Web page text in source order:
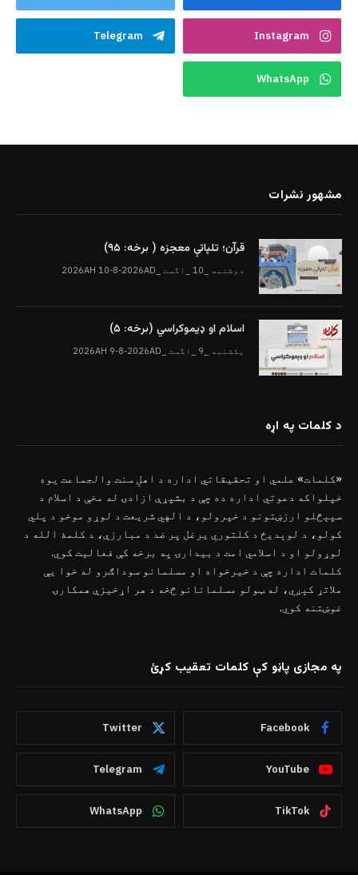
Instagram
Telegram
WhatsApp
مشهور نشرات
قرآن؛ تلپاتې معجزه ( برخه: ۹۵)
دوشنبه _10 _اگست _2026AH 10-8-2026AD
اسلام او ډیموکراسي (برخه: ۵)
یکشنبه _9 _اگست _2026AH 9-8-2026AD
د کلمات په اړه
«کلمات» علمي او تحقیقاتي اداره د اهلِ سنت والجماعت یوه
خپلواکه دعوتي اداره ده چې د بشپړې ازادۍ له مخې د اسلام د
سپېڅلو ارزښتونو د خپرولو، د الهي شریعت د لوړو موخو د پلي
کولو، د لوېدیځ د کلتوري یرغل پر ضد د مبارزې، د کلمۀ الله د
لوړولو او د اسلامي امت د بیدارۍ په برخه کې فعالیت کوي.
کلمات اداره چې د خیرخواه او مسلمانو سوداګرو له خوا یې
ملاتړ کېږي، له ټولو مسلمانانو څخه د هر اړخیزې همکارۍ
غوښتنه کوي.
په مجازی پاڼو کې کلمات تعقیب کړئ
Facebook
Twitter
YouTube
Telegram
TikTok
WhatsApp